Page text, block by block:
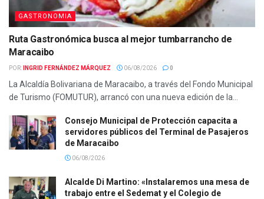
GASTRONOMIA
Ruta Gastronómica busca al mejor tumbarrancho de
Maracaibo
POR: INGRID FERNÁNDEZ MÁRQUEZ 06/08/2026 0
La Alcaldía Bolivariana de Maracaibo, a través del Fondo Municipal
de Turismo (FOMUTUR), arrancó con una nueva edición de la...
Consejo Municipal de Protección capacita a
servidores públicos del Terminal de Pasajeros
de Maracaibo
06/08/2026
Alcalde Di Martino: «Instalaremos una mesa de
trabajo entre el Sedemat y el Colegio de